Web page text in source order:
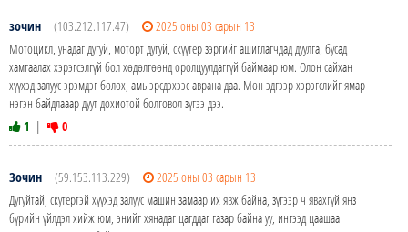
зочин (103.212.117.47)
2025 оны 03 сарын 13
Мотоцикл, унадаг дугуй, моторт дугуй, скүүтер зэргийг ашиглагчдад дуулга, бусад
хамгаалах хэрэгсэлгүй бол хөдөлгөөнд оролцуулдаггүй баймаар юм. Олон сайхан
хүүхэд залуус эрэмдэг болох, амь эрсдэхээс аврана даа. Мөн эдгээр хэрэгслийг ямар
нэгэн байдлааар дуут дохиотой болговол зүгээ дээ.
1 | 0
Зочин (59.153.113.229)
2025 оны 03 сарын 13
Дугуйтай, скутертэй хүүхэд залуус машин замаар их явж байна, зүгээр ч явахгүй янз
бүрийн үйлдэл хийж юм, энийг хянадаг цагддаг газар байна уу, ингээд цаашаа